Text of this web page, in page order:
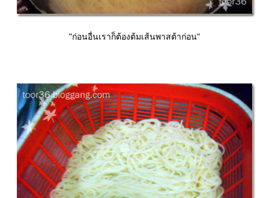
"ก่อนอื่นเราก็ต้องต้มเส้นพาสต้าก่อน"